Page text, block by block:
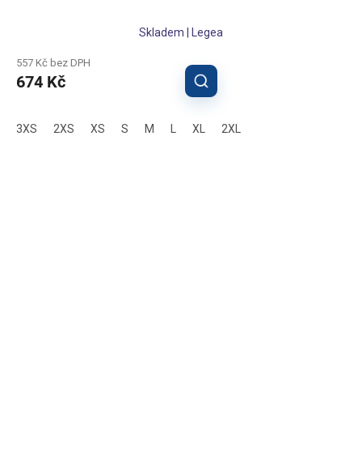
Skladem | Legea
557 Kč bez DPH
674 Kč
3XS 2XS XS S M XL 2XL